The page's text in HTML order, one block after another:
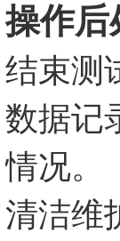
操作后
结束测
数据记
情况。
清洁维